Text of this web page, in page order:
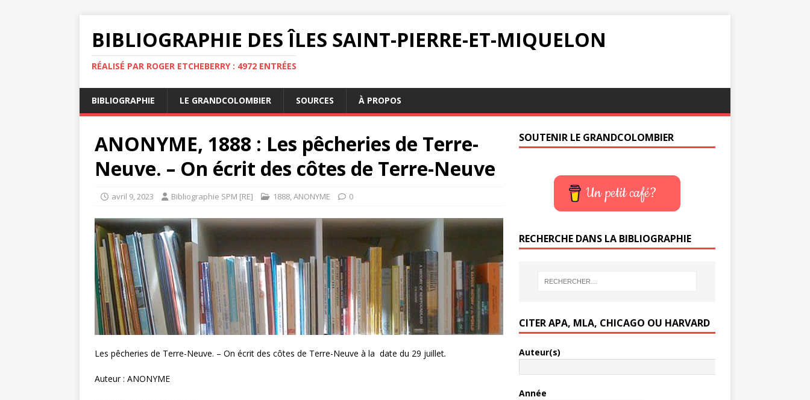
BIBLIOGRAPHIE DES ÎLES SAINT-PIERRE-ET-MIQUELON
RÉALISÉ PAR ROGER ETCHEBERRY : 4972 ENTRÉES
BIBLIOGRAPHIE LE GRANDCOLOMBIER SOURCES À PROPOS
ANONYME, 1888 : Les pêcheries de Terre-
Neuve. – On écrit des côtes de Terre-Neuve
avril 9, 2023 Bibliographie SPM [RE] 1888,ANONYME 0
Les pêcheries de Terre-Neuve. – On écrit des côtes de Terre-Neuve à la date du 29 juillet.
Auteur : ANONYME
SOUTENIR LE GRANDCOLOMBIER
Un petit café?
RECHERCHE DANS LA BIBLIOGRAPHIE
CITER APA, MLA, CHICAGO OU HARVARD
Auteur(s)
Année